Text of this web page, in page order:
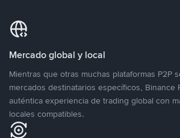
Mercado global y local
Mientras que otras muchas plataformas P2P
mercados destinatarios específicos, Binance
auténtica experiencia de trading global con
locales compatibles.